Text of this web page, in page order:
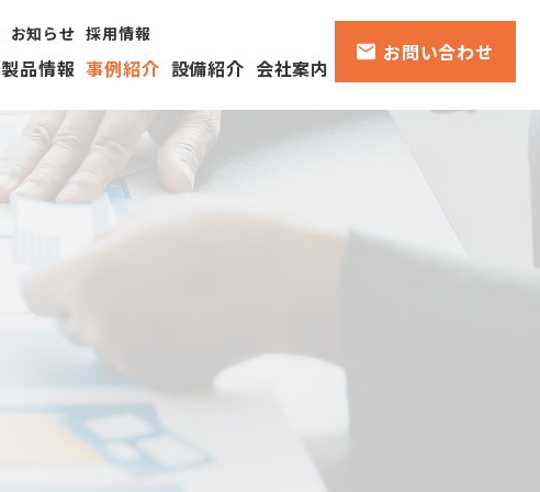
お知らせ 採用情報
製品情報 事例紹介 設備紹介 会社案内
お問い合わせ